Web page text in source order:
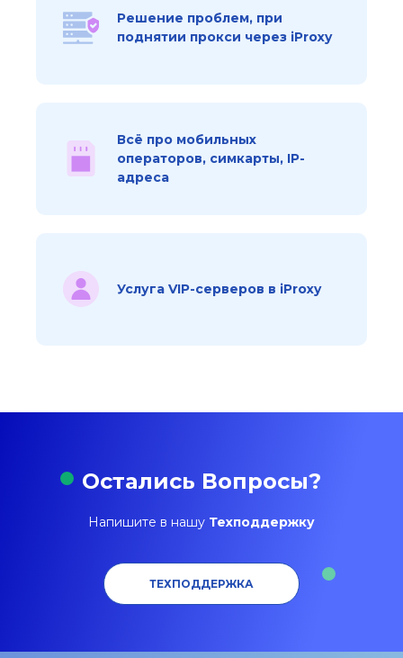
Решение проблем, при
поднятии прокси через iProxy
Всё про мобильных
операторов, симкарты, IP-
адреса
Услуга VIP-серверов в iProxy
Остались Вопросы?
Напишите в нашу Техподдержку
ТЕХПОДДЕРЖКА